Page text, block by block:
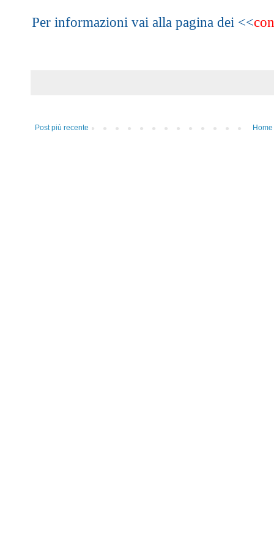
Per informazioni vai alla pagina dei <<
Post più recente